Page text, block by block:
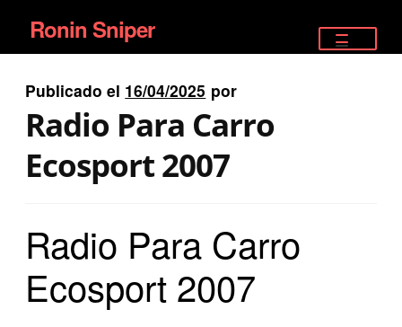
Ir
a
la
navegación
Ir
al
contenido
Ronin Sniper
EQUIPAMIENTO ÉLITE
SATELITALES
Publicado el 16/04/2025 por
Radio Para Carro
Ecosport 2007
Radio Para Carro
Ecosport 2007